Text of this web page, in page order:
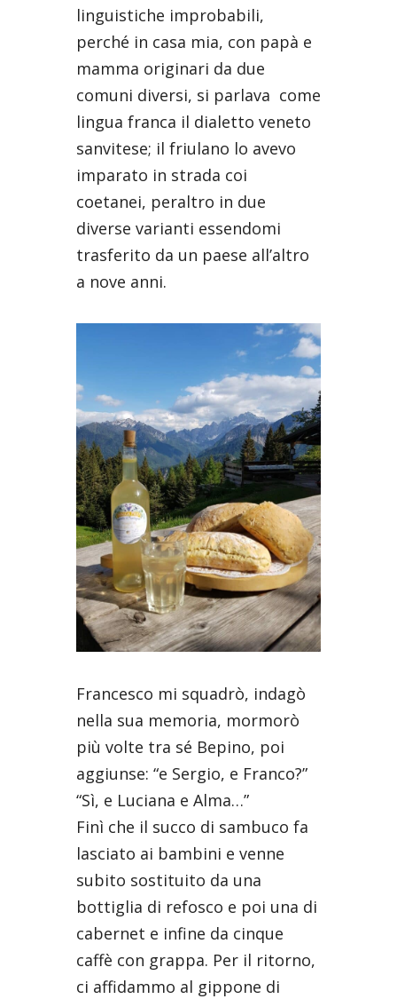
linguistiche improbabili,
perché in casa mia, con papà e
mamma originari da due
comuni diversi, si parlava come
lingua franca il dialetto veneto
sanvitese; il friulano lo avevo
imparato in strada coi
coetanei, peraltro in due
diverse varianti essendomi
trasferito da un paese all’altro
a nove anni.
Francesco mi squadrò, indagò
nella sua memoria, mormorò
più volte tra sé Bepino, poi
aggiunse: “e Sergio, e Franco?”
“Sì, e Luciana e Alma…”
Finì che il succo di sambuco fa
lasciato ai bambini e venne
subito sostituito da una
bottiglia di refosco e poi una di
cabernet e infine da cinque
caffè con grappa. Per il ritorno,
ci affidammo al gippone di